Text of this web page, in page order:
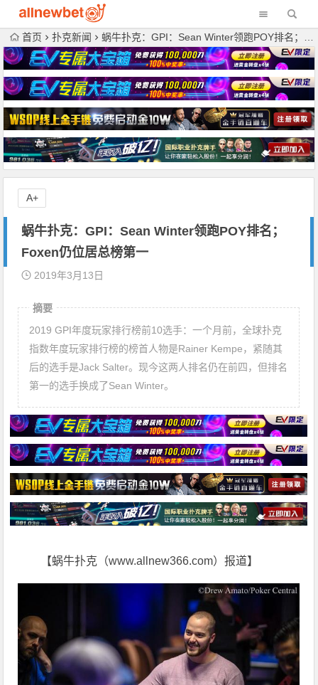
首页 扑克新闻 蜗牛扑克：GPI：Sean Winter领跑POY排名；Foxen仍位居总榜第一
蜗牛扑克：GPI：Sean Winter领跑POY排名；
Foxen仍位居总榜第一
2019年3月13日
摘要
2019 GPI年度玩家排行榜前10选手：一个月前，全球扑克
指数年度玩家排行榜的榜首人物是Rainer Kempe，紧随其
后的选手是Jack Salter。现今这两人排名仍在前四，但排名
第一的选手换成了Sean Winter。
【蜗牛扑克（www.allnew366.com）报道】
A+